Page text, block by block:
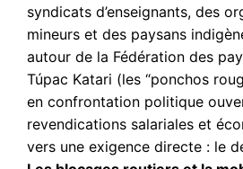
syndicats d’enseignants, des
mineurs et des paysans
autour de la Fédération des
Túpac Katari (les “ponchos
en confrontation politique
revendications salariales et
vers une exigence directe : le